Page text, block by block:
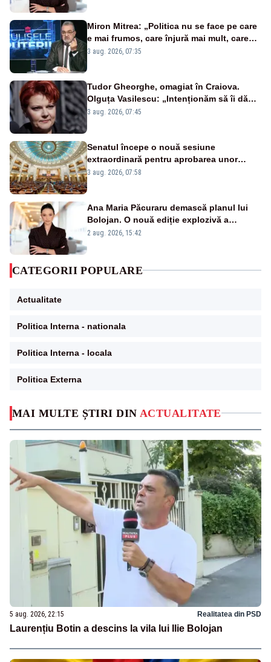
MAI MULTE ȘTIRI DIN ACTUALITATE
5 aug. 2026, 22:15 Realitatea din PSD
Laurențiu Botin a descins la vila lui Ilie Bolojan
Miron Mitrea: „Politica nu se face pe care
e mai frumos, care înjură mai mult, care
țipă mai tare, ci pe proiecte”
3 aug. 2026, 07:35
Tudor Gheorghe, omagiat în Craiova.
Olguța Vasilescu: „Intenționăm să îi dăm
numele lui”
3 aug. 2026, 07:45
Senatul începe o nouă sesiune
extraordinară pentru aprobarea unor
jaloane din PNRR
3 aug. 2026, 07:58
Ana Maria Păcuraru demască planul lui
Bolojan. O nouă ediție explozivă a
emisiunii „Miza Zilei” la Realitatea PLUS
2 aug. 2026, 15:42
CATEGORII POPULARE
Actualitate
Politica Interna - nationala
Politica Interna - locala
Politica Externa